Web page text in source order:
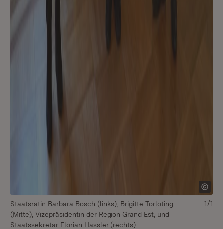
Staatsrätin Barbara Bosch (links), Brigitte Torloting
(Mitte), Vizepräsidentin der Region Grand Est, und
Staatssekretär Florian Hassler (rechts)
1/1